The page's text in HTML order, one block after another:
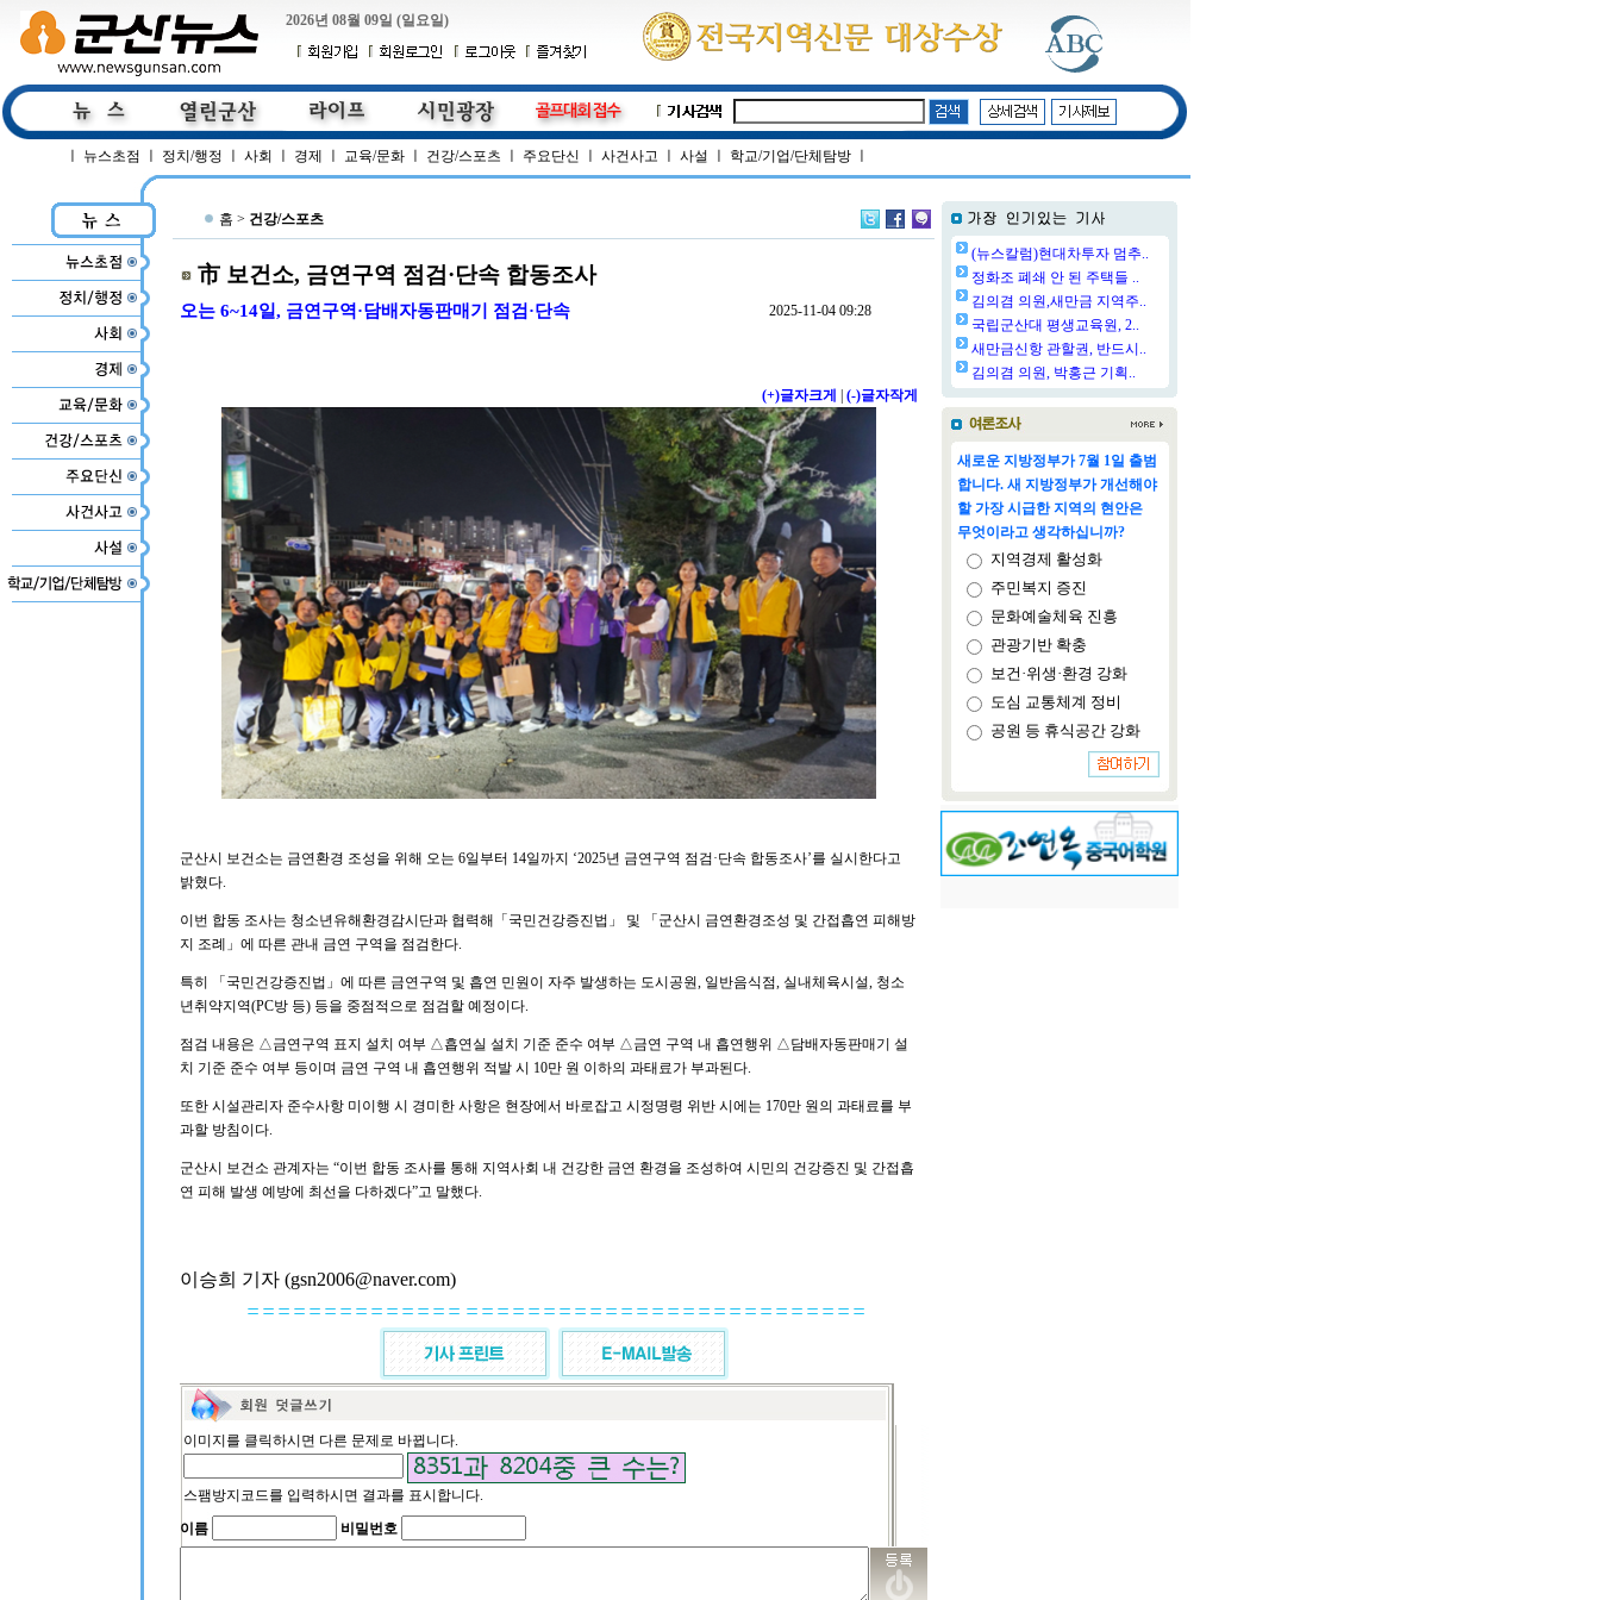
2026년 08월 09일 (일요일)
뉴스초점 정치/행정 사회 경제 교육/문화 건강/스포츠 주요단신 사건사고 사설 학교/기업/단체탐방
홈 > 건강/스포츠
市 보건소, 금연구역 점검·단속 합동조사
오는 6~14일, 금연구역·담배자동판매기 점검·단속 2025-11-04 09:28
(+)글자크게 (-)글자작게
군산시 보건소는 금연환경 조성을 위해 오는 6일부터 14일까지 ‘2025년 금연구역 점검·단속 합동조사’를 실시한다고
밝혔다.
이번 합동 조사는 청소년유해환경감시단과 협력해「국민건강증진법」 및 「군산시 금연환경조성 및 간접흡연 피해방
지 조례」에 따른 관내 금연 구역을 점검한다.
특히 「국민건강증진법」에 따른 금연구역 및 흡연 민원이 자주 발생하는 도시공원, 일반음식점, 실내체육시설, 청소
년취약지역(PC방 등) 등을 중점적으로 점검할 예정이다.
점검 내용은 △금연구역 표지 설치 여부 △흡연실 설치 기준 준수 여부 △금연 구역 내 흡연행위 △담배자동판매기 설
치 기준 준수 여부 등이며 금연 구역 내 흡연행위 적발 시 10만 원 이하의 과태료가 부과된다.
또한 시설관리자 준수사항 미이행 시 경미한 사항은 현장에서 바로잡고 시정명령 위반 시에는 170만 원의 과태료를 부
과할 방침이다.
군산시 보건소 관계자는 “이번 합동 조사를 통해 지역사회 내 건강한 금연 환경을 조성하여 시민의 건강증진 및 간접흡
연 피해 발생 예방에 최선을 다하겠다”고 말했다.
이승희 기자 (gsn2006@naver.com)
이미지를 클릭하시면 다른 문제로 바뀝니다.
스팸방지코드를 입력하시면 결과를 표시합니다.
이름
비밀번호
(뉴스칼럼)현대차투자 멈추..
정화조 폐쇄 안 된 주택들 ..
김의겸 의원,새만금 지역주..
국립군산대 평생교육원, 2..
새만금신항 관할권, 반드시..
김의겸 의원, 박홍근 기획..
새로운 지방정부가 7월 1일 출범
합니다. 새 지방정부가 개선해야
할 가장 시급한 지역의 현안은
무엇이라고 생각하십니까?
지역경제 활성화
주민복지 증진
문화예술체육 진흥
관광기반 확충
보건·위생·환경 강화
도심 교통체계 정비
공원 등 휴식공간 강화